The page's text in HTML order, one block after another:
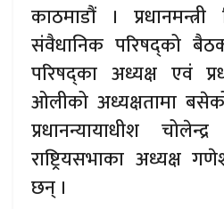
काठमाडौं । प्रधानमन्त्री
संवैधानिक परिषद्को
परिषद्का अध्यक्ष एवं
ओलीको अध्यक्षतामा
प्रधानन्यायाधीश
राष्ट्रियसभाका अध्यक्ष
छन् ।